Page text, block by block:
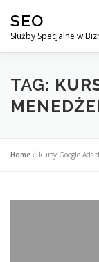
treści
SEO
Służby Specjalne w
AGENCJA SEO
TAG:
Home »kursy Google Ads